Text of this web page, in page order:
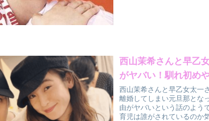
西山茉希さんと早乙
がヤバい！馴れ初め
西山茉希さんと早乙女太一
離婚してしまい元旦那とな
由がヤバいという話のよう
育児は誰がされているのか